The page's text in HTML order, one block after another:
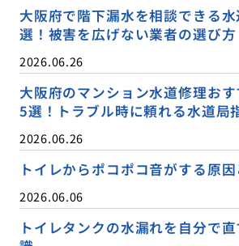
大阪府で階下漏水を相談できる
選！被害を広げない業者の選び方
2026.06.26
大阪府のマンション水道修理お
5選！トラブル時に頼れる水道局
2026.06.26
トイレからポコポコ音がする原
2026.06.06
トイレタンクの水漏れを自分で